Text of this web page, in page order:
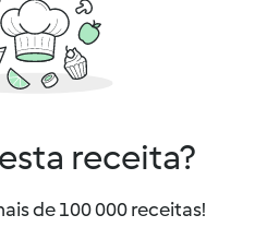
receita?
de 100 000 receitas!